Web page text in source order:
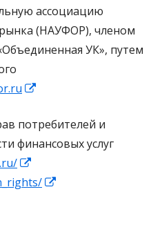
ассоциацию
(НАУФОР), членом
УК», путем
новом
окне
потребителей и
финансовых услуг